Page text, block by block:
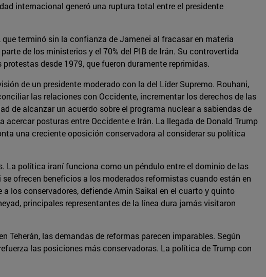
internacional generó una ruptura total entre el presidente
terminó sin la confianza de Jamenei al fracasar en materia
de los ministerios y el 70% del PIB de Irán. Su controvertida
protestas desde 1979, que fueron duramente reprimidas.
de un presidente moderado con la del Líder Supremo. Rouhani,
las relaciones con Occidente, incrementar los derechos de las
de alcanzar un acuerdo sobre el programa nuclear a sabiendas de
posturas entre Occidente e Irán. La llegada de Donald Trump
una creciente oposición conservadora al considerar su política
La política iraní funciona como un péndulo entre el dominio de las
ofrecen beneficios a los moderados reformistas cuando están en
los conservadores, defiende Amin Saikal en el cuarto y quinto
principales representantes de la línea dura jamás visitaron
Teherán, las demandas de reformas parecen imparables. Según
las posiciones más conservadoras. La política de Trump con